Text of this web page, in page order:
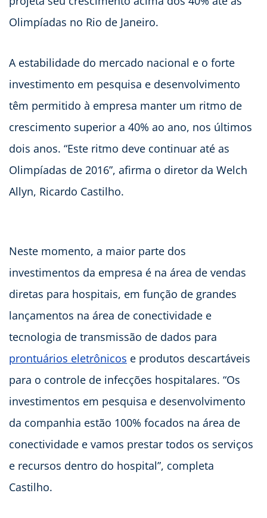
Olimpíadas no Rio de Janeiro.
A estabilidade do mercado nacional e o forte
investimento em pesquisa e desenvolvimento
têm permitido à empresa manter um ritmo de
crescimento superior a 40% ao ano, nos últimos
dois anos. “Este ritmo deve continuar até as
Olimpíadas de 2016”, afirma o diretor da Welch
Allyn, Ricardo Castilho.
Neste momento, a maior parte dos
investimentos da empresa é na área de vendas
diretas para hospitais, em função de grandes
lançamentos na área de conectividade e
tecnologia de transmissão de dados para
prontuários eletrônicos e produtos descartáveis
para o controle de infecções hospitalares. “Os
investimentos em pesquisa e desenvolvimento
da companhia estão 100% focados na área de
conectividade e vamos prestar todos os serviços
e recursos dentro do hospital”, completa
Castilho.